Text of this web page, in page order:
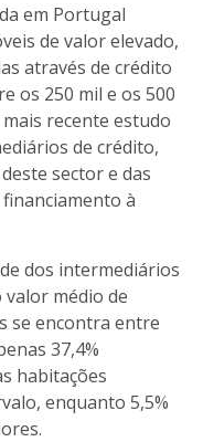
em Portugal
de valor elevado,
através de crédito
os 250 mil e os 500
recente estudo
de crédito,
sector e das
à
dos intermediários
médio de
se encontra entre
37,4%
habitações
enquanto 5,5%